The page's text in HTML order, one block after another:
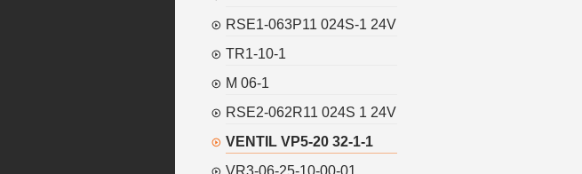
RSE1-063P11 024S-1 24V
TR1-10-1
M 06-1
RSE2-062R11 024S 1 24V
VENTIL VP5-20 32-1-1